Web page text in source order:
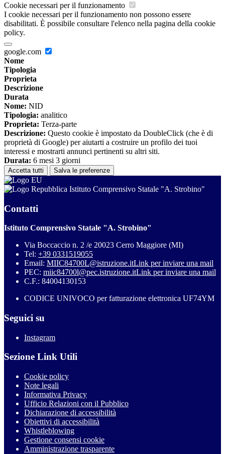
Cookie necessari per il funzionamento
I cookie necessari per il funzionamento non possono essere
disabilitati. È possibile consultare l'elenco nella pagina della cookie
policy.
google.com
Nome
Tipologia
Proprieta
Descrizione
Durata
Nome: NID
Tipologia: analitico
Proprieta: Terza-parte
Descrizione: Questo cookie è impostato da DoubleClick (che è di
proprietà di Google) per aiutarti a costruire un profilo dei tuoi
interessi e mostrarti annunci pertinenti su altri siti.
Durata: 6 mesi 3 giorni
Accetta tutti Salva le preferenze
Istituto Comprensivo Statale "A. Strobino"
Contatti
Istituto Comprensivo Statale "A. Strobino"
Via Boccaccio n. 2 /e 20023 Cerro Maggiore (MI)
Tel: +39 0331519055
Email: MIIC84700L@istruzione.itLink per inviare una mail
PEC: miic84700l@pec.istruzione.itLink per inviare una mail
C.F.: 84004130153
CODICE UNIVOCO per fatturazione elettronica UF74YM
Seguici su
Instagram
Sezione Link Utili
Cookie policy
Note legali
Informativa Privacy
Ufficio Relazioni con il Pubblico
Dichiarazione di accessibilità
Obiettivi di accessibilità
Whistleblowing
Gestione consensi cookie
Amministrazione trasparente